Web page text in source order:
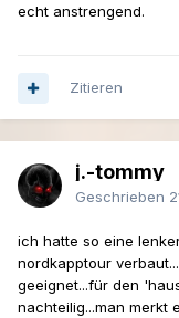
echt anstrengend.
Zitieren
j.-tommy
Geschrieben
ich hatte so eine
nordkapptour
geeignet...für den
nachteilig...man merkt